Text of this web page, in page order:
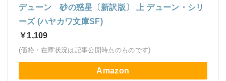
デューン 砂の惑星〔新訳版〕 上 デューン・シリ
ーズ (ハヤカワ文庫SF)
￥1,109
(価格・在庫状況は記事公開時点のものです)
Amazon